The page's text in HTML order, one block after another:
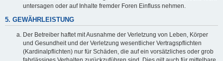
untersagen oder auf Inhalte fremder Foren Einfluss nehmen.
5. GEWÄHRLEISTUNG
Der Betreiber haftet mit Ausnahme der Verletzung von Leben, Körper
und Gesundheit und der Verletzung wesentlicher Vertragspflichten
(Kardinalpflichten) nur für Schäden, die auf ein vorsätzliches oder grob